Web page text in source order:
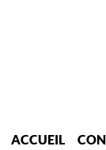
ACCUEIL